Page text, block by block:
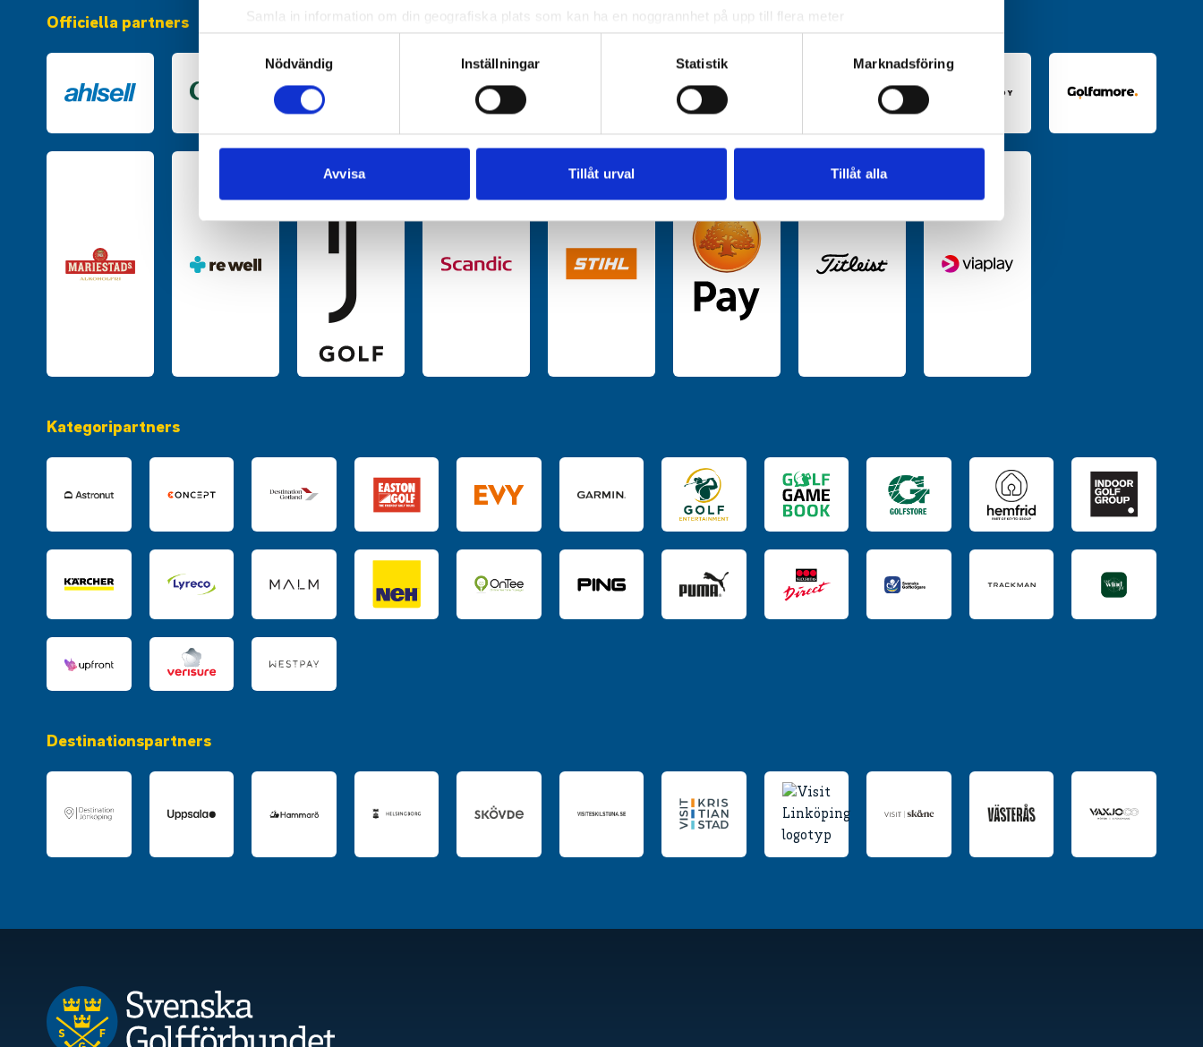
Samla in information om din geografiska plats som kan ha en noggrannhet på upp till flera meter
Identifiera din enhet genom att aktivt skanna den för specifika kännetecken (fingeravtryck)
Ta reda på mer om hur dina personliga uppgifter behandlas och ställ in dina preferenser i
detaljsektionen. Du kan ändra
eller dra tillbaka ditt samtycke när som helst från cookie-förklaringen.
sociala medier och analysera vår trafik. Vi vidarebefordrar även sådana identifierare och annan information från din enhet
till de sociala medier och annons- och analysföretag som vi samarbetar med. Dessa kan i sin tur kombinera informationen
Nödvändig
Inställningar Statistik Marknadsföring
Avvisa Tillåt urval Tillåt alla
Officiella partners
Kategoripartners
Destinationspartners